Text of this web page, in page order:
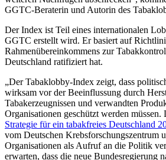
GGTC-Beraterin und Autorin des
Der Index ist Teil eines internationalen
GGTC erstellt wird. Er basiert auf
Rahmenübereinkommens zur
Deutschland ratifiziert hat.
„Der Tabaklobby-Index zeigt, dass
wirksam vor der Beeinflussung durch
Tabakerzeugnissen und verwandten
Organisationen geschützt werden müssen.
Strategie für ein tabakfreies Deutschland
vom Deutschen Krebsforschungszentrum
Organisationen als Aufruf an die Politik
erwarten, dass die neue Bundesregierung